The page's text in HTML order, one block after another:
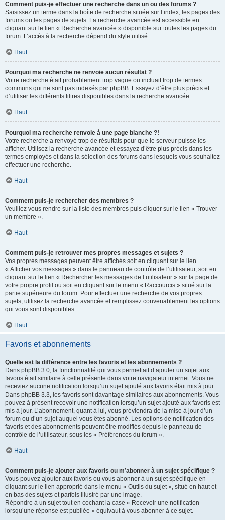
Comment puis-je effectuer une recherche dans un ou des forums ?
Saisissez un terme dans la boîte de recherche située sur l’index, les pages des
forums ou les pages de sujets. La recherche avancée est accessible en
cliquant sur le lien « Recherche avancée » disponible sur toutes les pages du
forum. L’accès à la recherche dépend du style utilisé.
Haut
Pourquoi ma recherche ne renvoie aucun résultat ?
Votre recherche était probablement trop vague ou incluait trop de termes
communs qui ne sont pas indexés par phpBB. Essayez d’être plus précis et
d’utiliser les différents filtres disponibles dans la recherche avancée.
Haut
Pourquoi ma recherche renvoie à une page blanche ?!
Votre recherche a renvoyé trop de résultats pour que le serveur puisse les
afficher. Utilisez la recherche avancée et essayez d’être plus précis dans les
termes employés et dans la sélection des forums dans lesquels vous souhaitez
effectuer une recherche.
Haut
Comment puis-je rechercher des membres ?
Veuillez vous rendre sur la liste des membres puis cliquer sur le lien « Trouver
un membre ».
Haut
Comment puis-je retrouver mes propres messages et sujets ?
Vos propres messages peuvent être affichés soit en cliquant sur le lien
« Afficher vos messages » dans le panneau de contrôle de l’utilisateur, soit en
cliquant sur le lien « Rechercher les messages de l’utilisateur » sur la page de
votre propre profil ou soit en cliquant sur le menu « Raccourcis » situé sur la
partie supérieure du forum. Pour effectuer une recherche de vos propres
sujets, utilisez la recherche avancée et remplissez convenablement les options
qui vous sont disponibles.
Haut
Favoris et abonnements
Quelle est la différence entre les favoris et les abonnements ?
Dans phpBB 3.0, la fonctionnalité qui vous permettait d’ajouter un sujet aux
favoris était similaire à celle présente dans votre navigateur internet. Vous ne
receviez aucune notification lorsqu’un sujet ajouté aux favoris était mis à jour.
Dans phpBB 3.3, les favoris sont davantage similaires aux abonnements. Vous
pouvez à présent recevoir une notification lorsqu’un sujet ajouté aux favoris est
mis à jour. L’abonnement, quant à lui, vous préviendra de la mise à jour d’un
forum ou d’un sujet auquel vous êtes abonné. Les options de notification des
favoris et des abonnements peuvent être modifiés depuis le panneau de
contrôle de l’utilisateur, sous les « Préférences du forum ».
Haut
Comment puis-je ajouter aux favoris ou m’abonner à un sujet spécifique ?
Vous pouvez ajouter aux favoris ou vous abonner à un sujet spécifique en
cliquant sur le lien approprié dans le menu « Outils du sujet », situé en haut et
en bas des sujets et parfois illustré par une image.
Répondre à un sujet tout en cochant la case « Recevoir une notification
lorsqu’une réponse est publiée » équivaut à vous abonner à ce sujet.